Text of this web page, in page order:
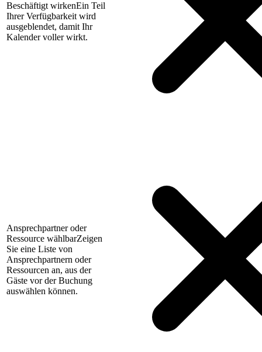
Beschäftigt wirkenEin Teil
Ihrer Verfügbarkeit wird
ausgeblendet, damit Ihr
Kalender voller wirkt.
Ansprechpartner oder
Ressource wählbarZeigen
Sie eine Liste von
Ansprechpartnern oder
Ressourcen an, aus der
Gäste vor der Buchung
auswählen können.